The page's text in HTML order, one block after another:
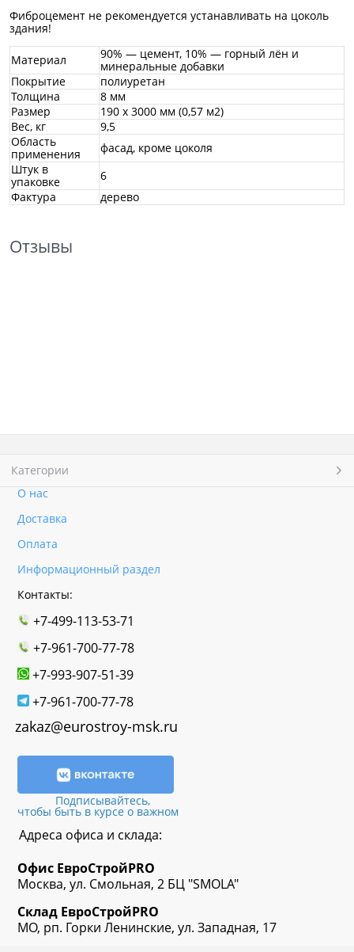
Фиброцемент не рекомендуется устанавливать на цоколь
здания!
Материал
90% — цемент, 10% — горный лён и
минеральные добавки
Покрытие
полиуретан
Толщина
8 мм
Размер
190 х 3000 мм (0,57 м2)
Вес, кг
9,5
Область
применения
фасад, кроме цоколя
Штук в
упаковке
6
Фактура
дерево
Отзывы
Категории
О нас
Доставка
Оплата
Информационный раздел
Контакты:
+7-499-113-53-71
+7-961-700-77-78
+7-993-907-51-39
+7-961-700-77-78
zakaz@eurostroy-msk.ru
Подписывайтесь,
чтобы быть в курсе о важном
Адреса офиса и склада:
Офис ЕвроСтройPRO
Москва, ул. Смольная, 2 БЦ "SMOLA"
Склад ЕвроСтройPRO
МО, рп. Горки Ленинские, ул. Западная, 17